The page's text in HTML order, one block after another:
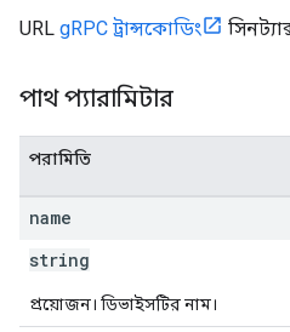
URL gRPC ট্রান্সকোডিং
পাথ প্যারামিটার
পরামিতি
name
string
প্রয়োজন। ডিভাইসটির নাম।